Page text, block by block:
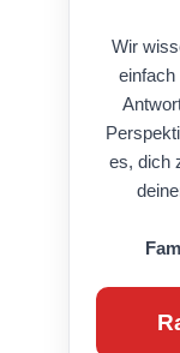
Wir
einfach
es, dich